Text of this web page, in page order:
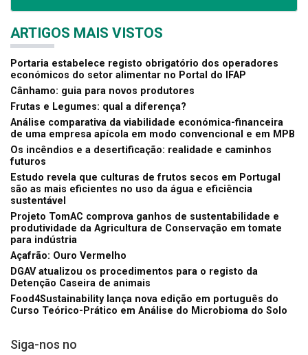
ARTIGOS MAIS VISTOS
Portaria estabelece registo obrigatório dos operadores
económicos do setor alimentar no Portal do IFAP
Cânhamo: guia para novos produtores
Frutas e Legumes: qual a diferença?
Análise comparativa da viabilidade económica-financeira
de uma empresa apícola em modo convencional e em MPB
Os incêndios e a desertificação: realidade e caminhos
futuros
Estudo revela que culturas de frutos secos em Portugal
são as mais eficientes no uso da água e eficiência
sustentável
Projeto TomAC comprova ganhos de sustentabilidade e
produtividade da Agricultura de Conservação em tomate
para indústria
Açafrão: Ouro Vermelho
DGAV atualizou os procedimentos para o registo da
Detenção Caseira de animais
Food4Sustainability lança nova edição em português do
Curso Teórico-Prático em Análise do Microbioma do Solo
Siga-nos no